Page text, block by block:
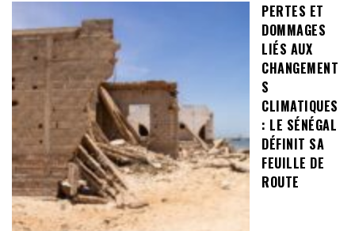
PERTES ET
DOMMAGES
LIÉS AUX
CHANGEMENT
S
CLIMATIQUES
: LE SÉNÉGAL
DÉFINIT SA
FEUILLE DE
ROUTE